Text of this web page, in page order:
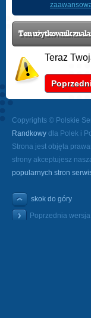
Ten użytkownik
Teraz
Copyrights © Polskie
Randkowy dla Polek i
Strona jest objęta
strony akceptujesz
popularnych stron
skok do góry
Poprzednia